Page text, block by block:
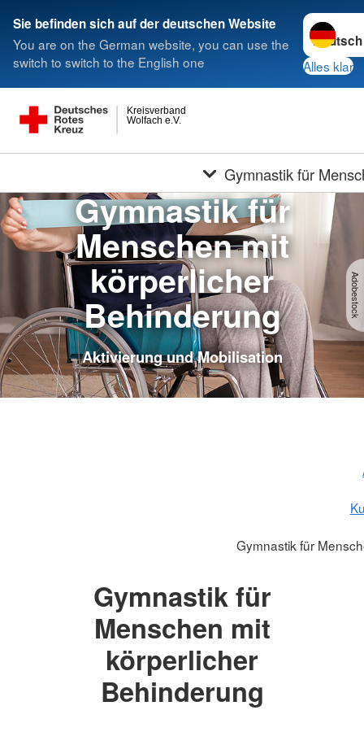
Sie befinden sich auf der deutschen Website
You are on the German website, you can use the
switch to switch to the English one
Sprache
Alles klar
Wolfach e.V.
Kreisverband
Gymnastik für
Adobestock
Gymnastik für
Menschen mit
körperlicher
Behinderung
Aktivierung und Mobilisation
Gymnastik für
Gymnastik für
Menschen mit
körperlicher
Behinderung